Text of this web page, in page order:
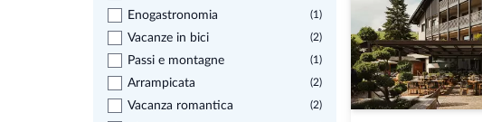
Enogastronomia (1)
Vacanze in bici (2)
Passi e montagne (1)
Arrampicata (2)
Vacanza romantica (2)